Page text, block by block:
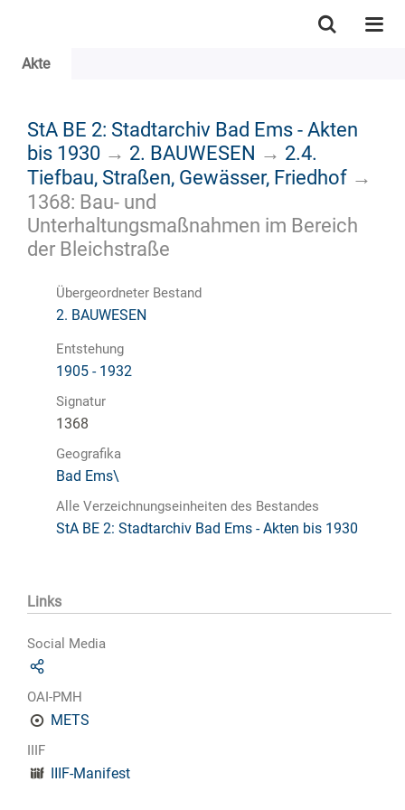
Akte
StA BE 2: Stadtarchiv Bad Ems - Akten
bis 1930 → 2. BAUWESEN → 2.4.
Tiefbau, Straßen, Gewässer, Friedhof →
1368: Bau- und
Unterhaltungsmaßnahmen im Bereich
der Bleichstraße
Übergeordneter Bestand
2. BAUWESEN
Entstehung
1905 - 1932
Signatur
1368
Geografika
Bad Ems\
Alle Verzeichnungseinheiten des Bestandes
StA BE 2: Stadtarchiv Bad Ems - Akten bis 1930
Links
Social Media
OAI-PMH
METS
IIIF
IIIF-Manifest